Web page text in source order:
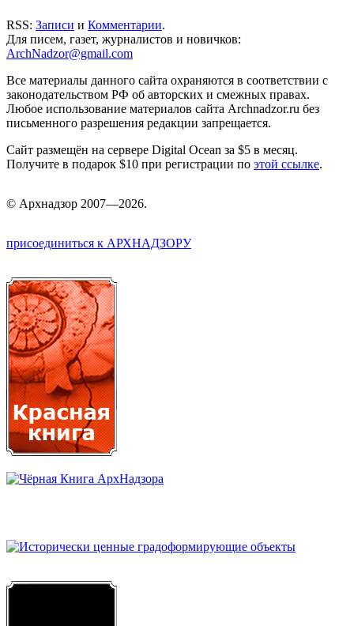
RSS: Записи и Комментарии.
Для писем, газет, журналистов и новичков:
ArchNadzor@gmail.com
Все материалы данного сайта охраняются в соответствии с
законодательством РФ об авторских и смежных правах.
Любое использование материалов сайта Archnadzor.ru без
письменного разрешения редакции запрещается.
Сайт размещён на сервере Digital Ocean за $5 в месяц.
Получите в подарок $10 при регистрации по этой ссылке.
© Архнадзор 2007—2026.
присоединиться к АРХНАДЗОРУ